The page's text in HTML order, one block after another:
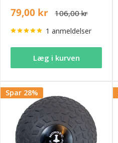
79,00 kr 106,00 kr
1 anmeldelser
Læg i kurven
Spar 28%